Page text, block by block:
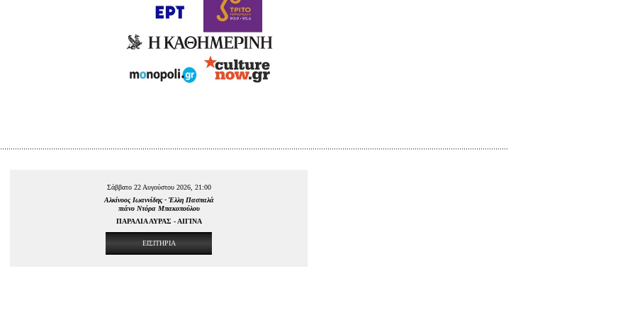
Σάββατο 22 Αυγούστου 2026, 21:00
Αλκίνοος Ιωαννίδης - Έλλη Πασπαλά
πιάνο Ντόρα Μπακοπούλου
ΠΑΡΑΛΙΑ ΑΥΡΑΣ - ΑΙΓΙΝΑ
ΕΙΣΙΤΗΡΙΑ